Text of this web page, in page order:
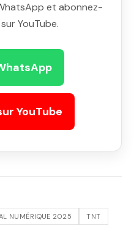
et abonnez-
YouTube.
YouTube
NUMÉRIQUE 2025 TNT